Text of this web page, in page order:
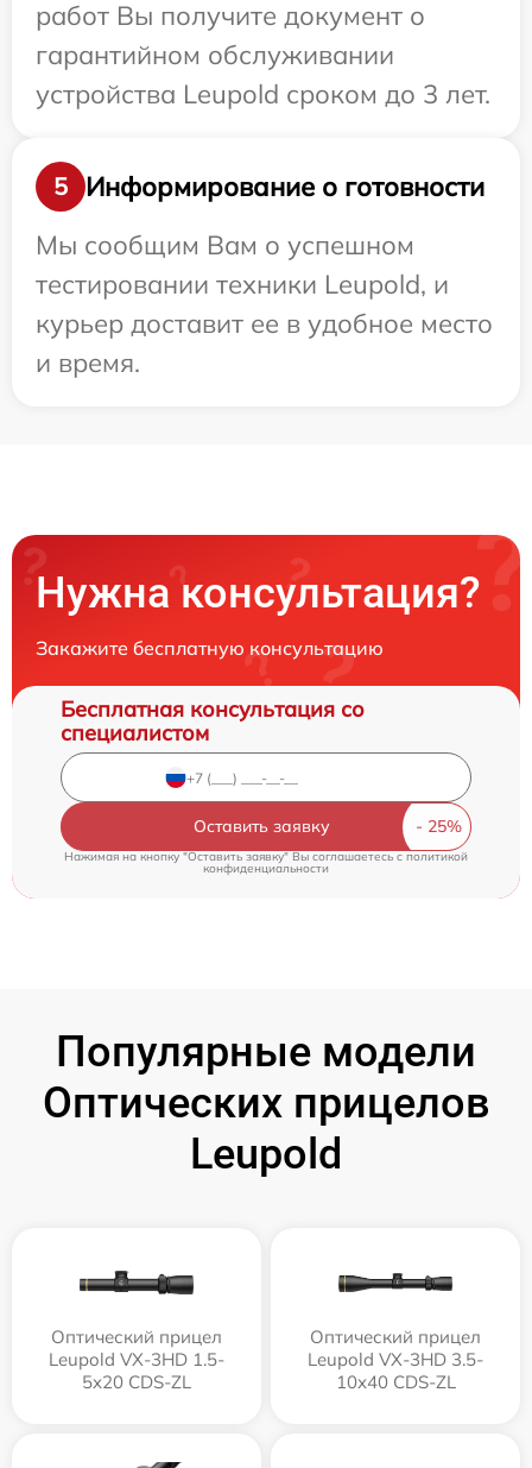
работ Вы получите документ о
гарантийном обслуживании
устройства Leupold сроком до 3 лет.
5
Информирование о готовности
Мы сообщим Вам о успешном
тестировании техники Leupold, и
курьер доставит ее в удобное место
и время.
Нужна консультация?
Закажите бесплатную консультацию
Бесплатная консультация со
специалистом
Оставить заявку
Нажимая на кнопку "Оставить заявку" Вы соглашаетесь cполитикой
конфиденциальности
Популярные модели
Оптических прицелов
Leupold
Оптический прицел
Leupold VX-3HD 1.5-
5x20 CDS-ZL
Оптический прицел
Leupold VX-3HD 3.5-
10x40 CDS-ZL